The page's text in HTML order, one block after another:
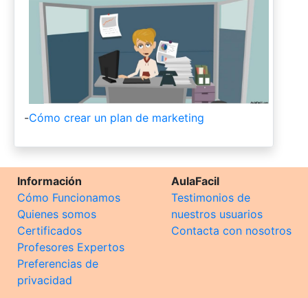
-Cómo crear un plan de marketing
Información
Cómo Funcionamos
Quienes somos
Certificados
Profesores Expertos
Preferencias de
privacidad
AulaFacil
Testimonios de
nuestros usuarios
Contacta con nosotros